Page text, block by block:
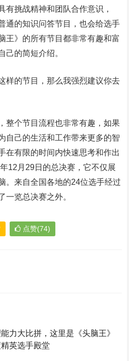
有挑战精神和团队合作意识，
通的知识问答节目，也会给选手
王》的所有节目都非常有趣和富
己的简短介绍。
样的节目，那么我强烈建议你去
整个节目流程也非常有趣，如果
自己的生活和工作带来更多的智
在有限的时间内快速思考和作出
12月29日的总决赛，它不仅展
。来自全国各地的24位选手经过
一览总决赛之外。
点赞(74)
力大比拼，这里是《头脑王》
英选手殿堂